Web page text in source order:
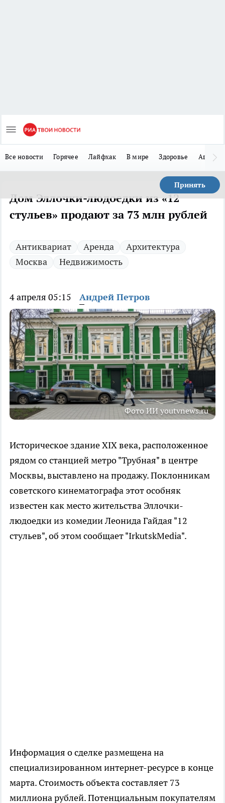
Все новости Горячее Лайфхак В мире Здоровье Авто
Принять
Дом Эллочки-людоедки из «12
стульев» продают за 73 млн рублей
Антиквариат Аренда
Архитектура
Москва
Недвижимость
4 апреля 05:15 Андрей Петров
Фото ИИ youtvnews.ru
Историческое здание XIX века, расположенное
рядом со станцией метро "Трубная" в центре
Москвы, выставлено на продажу. Поклонникам
советского кинематографа этот особняк
известен как место жительства Эллочки-
людоедки из комедии Леонида Гайдая "12
стульев", об этом сообщает "IrkutskMedia".
Информация о сделке размещена на
специализированном интернет-ресурсе в конце
марта. Стоимость объекта составляет 73
миллиона рублей. Потенциальным покупателям